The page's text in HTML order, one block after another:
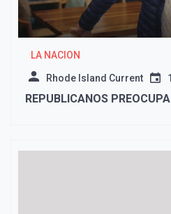
LA NACION
Rhode Island Current
REPUBLICANOS